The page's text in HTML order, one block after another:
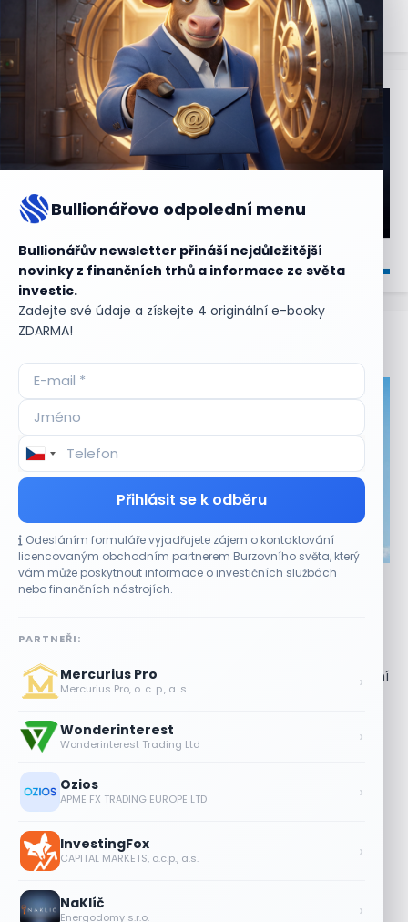
Bullionářovo odpolední menu
Bullionářův newsletter přináší nejdůležitější
novinky z finančních trhů a informace ze světa
investic.
Zadejte své údaje a získejte 4 originální e-booky
ZDARMA!
Přihlásit se k odběru
Odesláním formuláře vyjadřujete zájem o kontaktování
licencovaným obchodním partnerem Burzovního světa, který
vám může poskytnout informace o investičních službách
nebo finančních nástrojích.
PARTNEŘI:
Mercurius Pro
Mercurius Pro, o. c. p., a. s. ›
Wonderinterest
Wonderinterest Trading Ltd ›
Ozios
APME FX TRADING EUROPE LTD ›
InvestingFox
CAPITAL MARKETS, o.c.p., a.s. ›
NaKlíč
Energodomy s.r.o. ›
Aktuální
CO HÝBE TRHEM
Akcie Micron klesají, ale nejhoršímu výprodeji
paměťových čipů unikly
Micron Technology (MU) ve čtvrtek uzavřely obchodování
se ztrátou 1,3 %. Výrobce paměťových...
Jalapeňová kauza tlačí akcie Chipotle
níž. Analytici ale zůstávají klidní
růstem
7 SRPNA, 2026
Plány Starlinku srazily akcie T-Mobile,